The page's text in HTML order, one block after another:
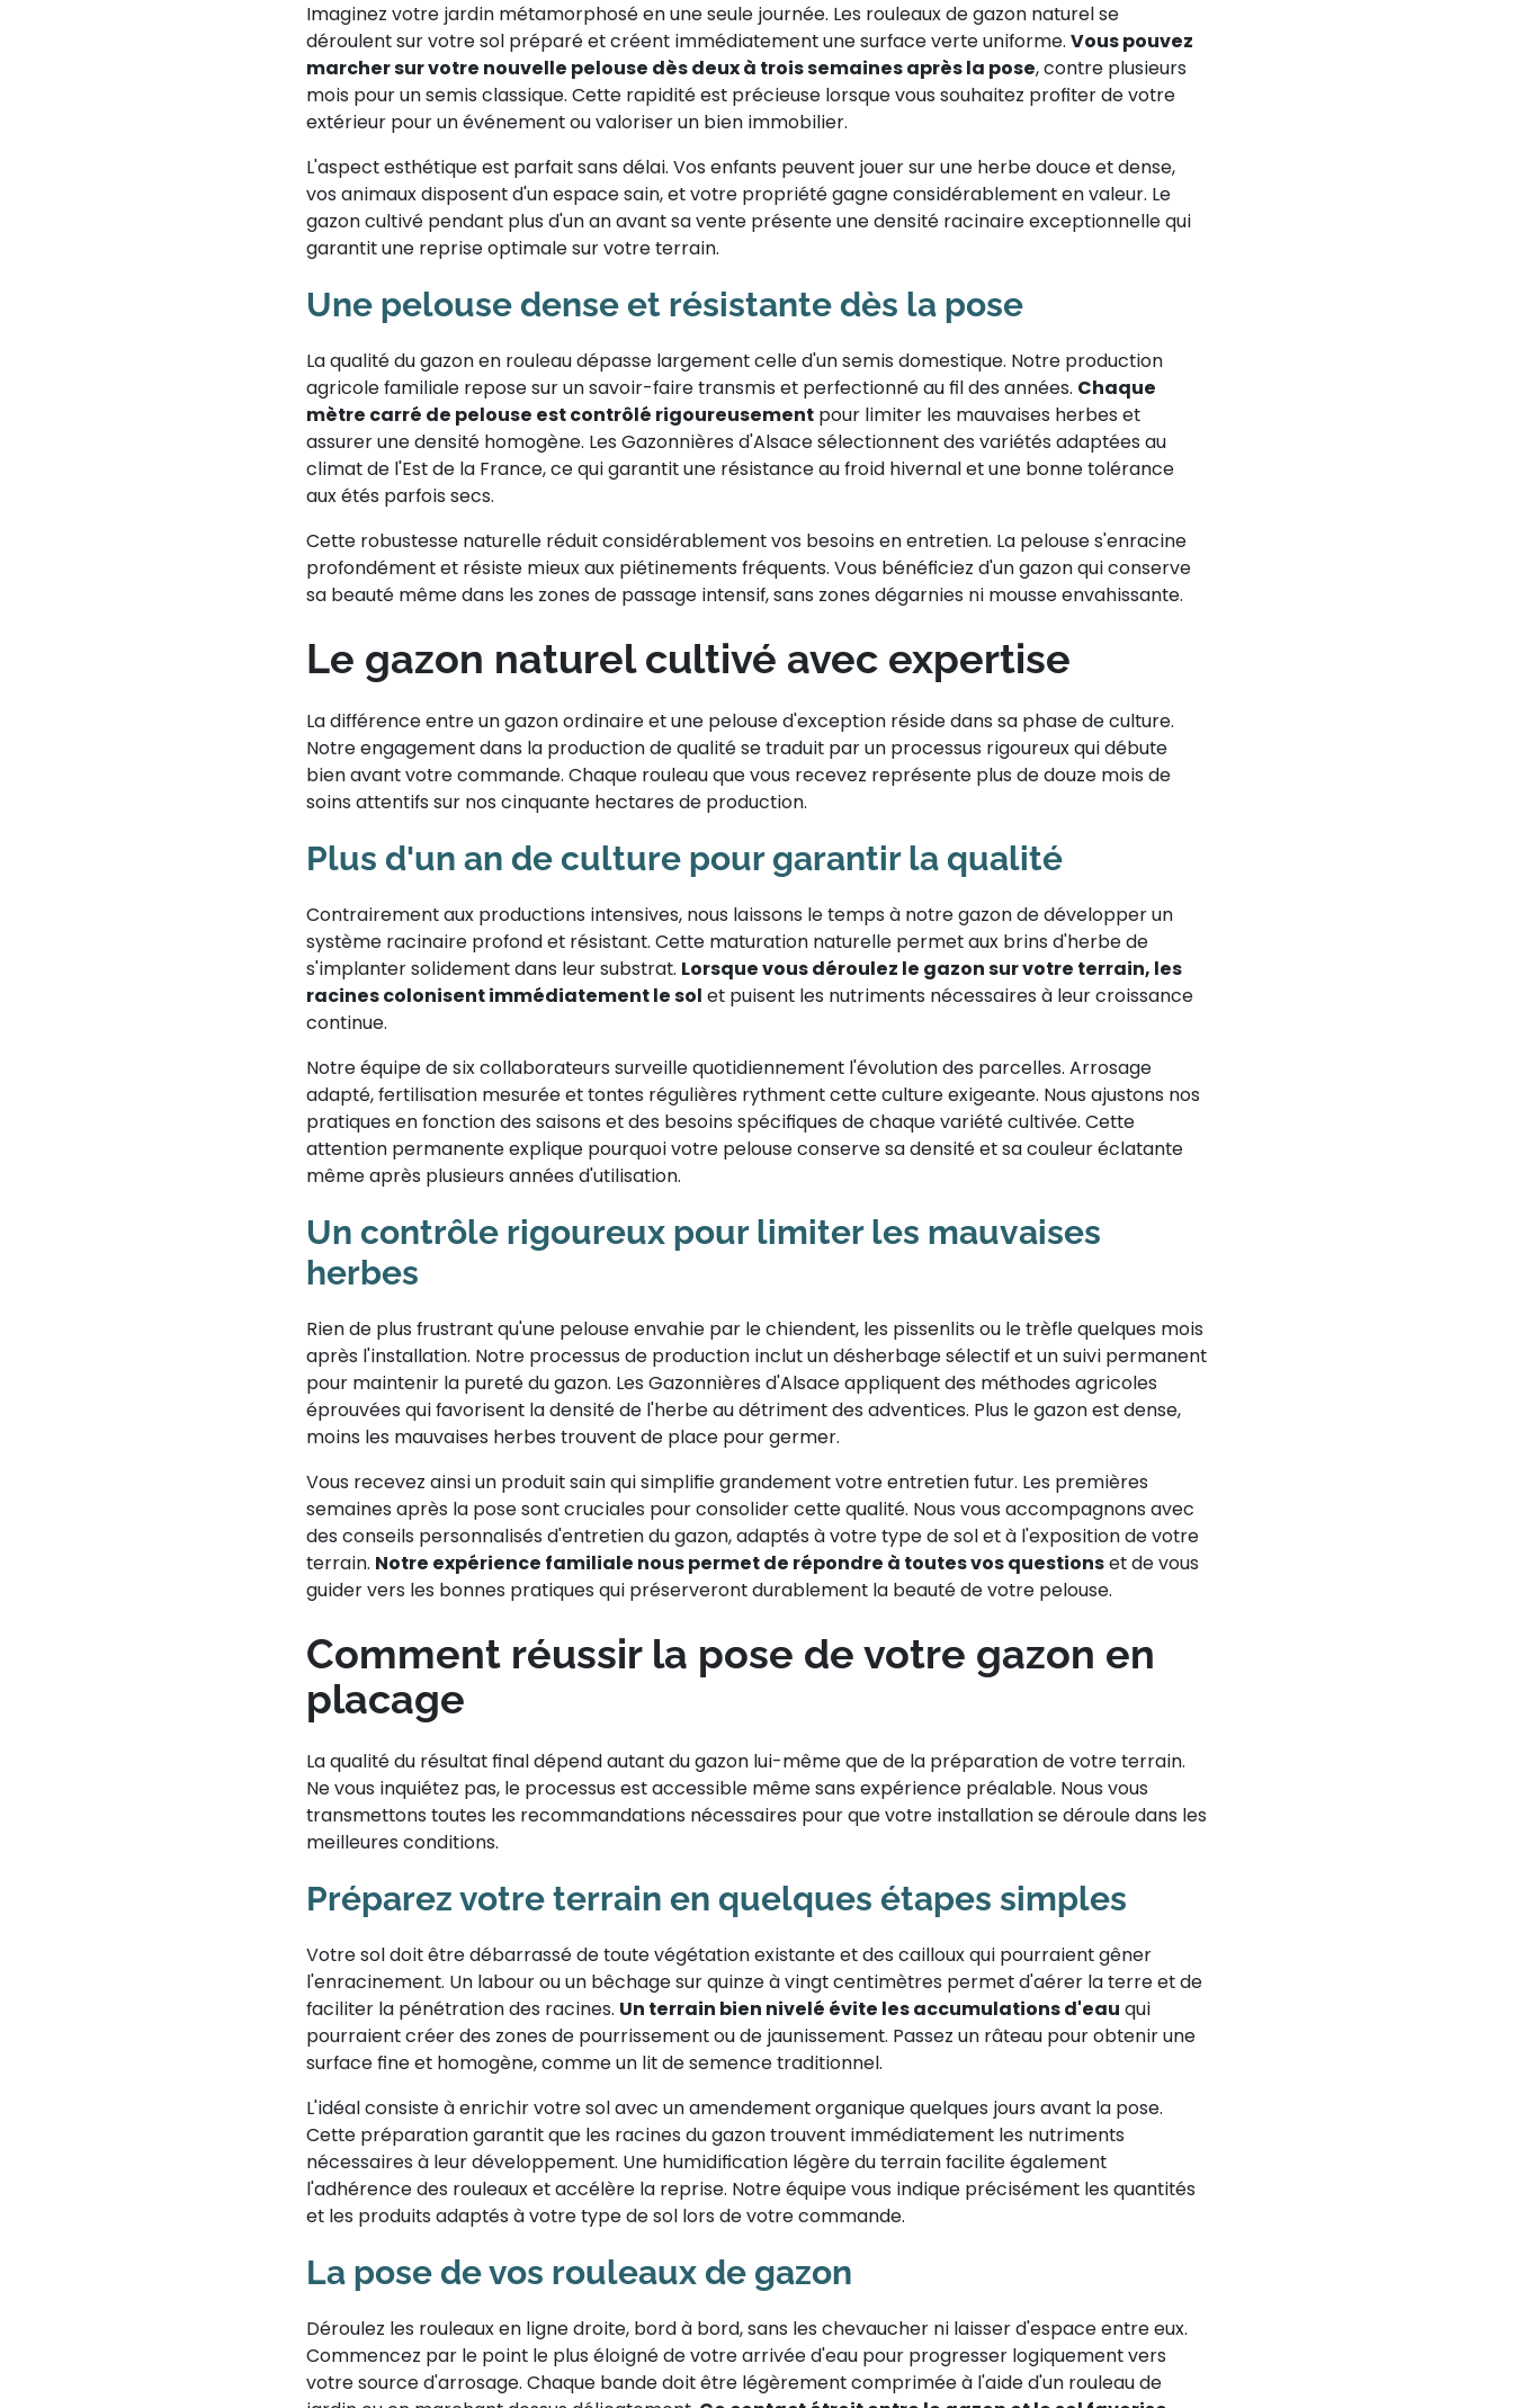
Imaginez votre jardin métamorphosé en une seule journée. Les rouleaux de gazon naturel se
déroulent sur votre sol préparé et créent immédiatement une surface verte uniforme. Vous pouvez
marcher sur votre nouvelle pelouse dès deux à trois semaines après la pose, contre plusieurs
mois pour un semis classique. Cette rapidité est précieuse lorsque vous souhaitez profiter de votre
extérieur pour un événement ou valoriser un bien immobilier.
L'aspect esthétique est parfait sans délai. Vos enfants peuvent jouer sur une herbe douce et dense,
vos animaux disposent d'un espace sain, et votre propriété gagne considérablement en valeur. Le
gazon cultivé pendant plus d'un an avant sa vente présente une densité racinaire exceptionnelle qui
garantit une reprise optimale sur votre terrain.
Une pelouse dense et résistante dès la pose
La qualité du gazon en rouleau dépasse largement celle d'un semis domestique. Notre production
agricole familiale repose sur un savoir-faire transmis et perfectionné au fil des années. Chaque
mètre carré de pelouse est contrôlé rigoureusement pour limiter les mauvaises herbes et
assurer une densité homogène. Les Gazonnières d'Alsace sélectionnent des variétés adaptées au
climat de l'Est de la France, ce qui garantit une résistance au froid hivernal et une bonne tolérance
aux étés parfois secs.
Cette robustesse naturelle réduit considérablement vos besoins en entretien. La pelouse s'enracine
profondément et résiste mieux aux piétinements fréquents. Vous bénéficiez d'un gazon qui conserve
sa beauté même dans les zones de passage intensif, sans zones dégarnies ni mousse envahissante.
Le gazon naturel cultivé avec expertise
La différence entre un gazon ordinaire et une pelouse d'exception réside dans sa phase de culture.
Notre engagement dans la production de qualité se traduit par un processus rigoureux qui débute
bien avant votre commande. Chaque rouleau que vous recevez représente plus de douze mois de
soins attentifs sur nos cinquante hectares de production.
Plus d'un an de culture pour garantir la qualité
Contrairement aux productions intensives, nous laissons le temps à notre gazon de développer un
système racinaire profond et résistant. Cette maturation naturelle permet aux brins d'herbe de
s'implanter solidement dans leur substrat. Lorsque vous déroulez le gazon sur votre terrain, les
racines colonisent immédiatement le sol et puisent les nutriments nécessaires à leur croissance
continue.
Notre équipe de six collaborateurs surveille quotidiennement l'évolution des parcelles. Arrosage
adapté, fertilisation mesurée et tontes régulières rythment cette culture exigeante. Nous ajustons nos
pratiques en fonction des saisons et des besoins spécifiques de chaque variété cultivée. Cette
attention permanente explique pourquoi votre pelouse conserve sa densité et sa couleur éclatante
même après plusieurs années d'utilisation.
Un contrôle rigoureux pour limiter les mauvaises
herbes
Rien de plus frustrant qu'une pelouse envahie par le chiendent, les pissenlits ou le trèfle quelques mois
après l'installation. Notre processus de production inclut un désherbage sélectif et un suivi permanent
pour maintenir la pureté du gazon. Les Gazonnières d'Alsace appliquent des méthodes agricoles
éprouvées qui favorisent la densité de l'herbe au détriment des adventices. Plus le gazon est dense,
moins les mauvaises herbes trouvent de place pour germer.
Vous recevez ainsi un produit sain qui simplifie grandement votre entretien futur. Les premières
semaines après la pose sont cruciales pour consolider cette qualité. Nous vous accompagnons avec
des conseils personnalisés d'entretien du gazon, adaptés à votre type de sol et à l'exposition de votre
terrain. Notre expérience familiale nous permet de répondre à toutes vos questionset de vous
guider vers les bonnes pratiques qui préserveront durablement la beauté de votre pelouse.
Comment réussir la pose de votre gazon en
placage
La qualité du résultat final dépend autant du gazon lui-même que de la préparation de votre terrain.
Ne vous inquiétez pas, le processus est accessible même sans expérience préalable. Nous vous
transmettons toutes les recommandations nécessaires pour que votre installation se déroule dans les
meilleures conditions.
Préparez votre terrain en quelques étapes simples
Votre sol doit être débarrassé de toute végétation existante et des cailloux qui pourraient gêner
l'enracinement. Un labour ou un bêchage sur quinze à vingt centimètres permet d'aérer la terre et de
faciliter la pénétration des racines. Un terrain bien nivelé évite les accumulations d'eau qui
pourraient créer des zones de pourrissement ou de jaunissement. Passez un râteau pour obtenir une
surface fine et homogène, comme un lit de semence traditionnel.
L'idéal consiste à enrichir votre sol avec un amendement organique quelques jours avant la pose.
Cette préparation garantit que les racines du gazon trouvent immédiatement les nutriments
nécessaires à leur développement. Une humidification légère du terrain facilite également
l'adhérence des rouleaux et accélère la reprise. Notre équipe vous indique précisément les quantités
et les produits adaptés à votre type de sol lors de votre commande.
La pose de vos rouleaux de gazon
Déroulez les rouleaux en ligne droite, bord à bord, sans les chevaucher ni laisser d'espace entre eux.
Commencez par le point le plus éloigné de votre arrivée d'eau pour progresser logiquement vers
votre source d'arrosage. Chaque bande doit être légèrement comprimée à l'aide d'un rouleau de